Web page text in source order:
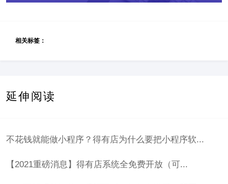
相关标签：
延伸阅读
不花钱就能做小程序？得有店为什么要把小程序软...
【2021重磅消息】得有店系统全免费开放（可...